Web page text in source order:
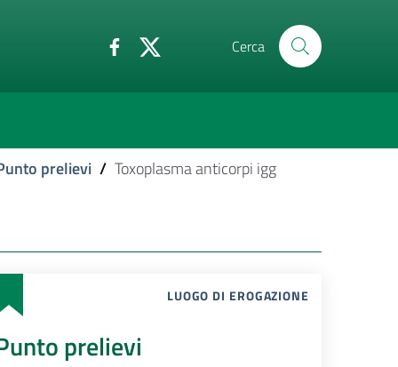
Cerca
prelievi / Toxoplasma anticorpi igg
LUOGO DI EROGAZIONE
prelievi